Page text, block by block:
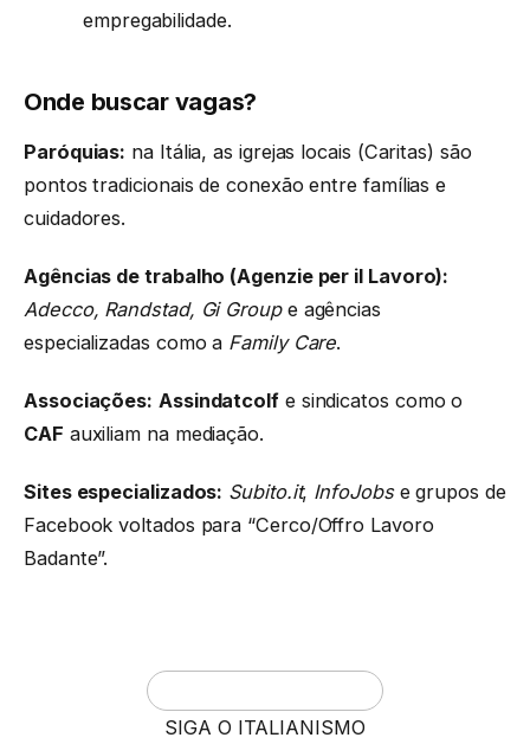
empregabilidade.
Onde buscar vagas?
Paróquias: na Itália, as igrejas locais (Caritas) são
pontos tradicionais de conexão entre famílias e
cuidadores.
Agências de trabalho (Agenzie per il Lavoro):
Adecco, Randstad, Gi Groupe agências
especializadas como a Family Care.
Associações: Assindatcolfe sindicatos como o
CAF auxiliam na mediação.
Sites especializados: Subito.it, InfoJobse grupos de
Facebook voltados para “Cerco/Offro Lavoro
Badante”.
SIGA O ITALIANISMO